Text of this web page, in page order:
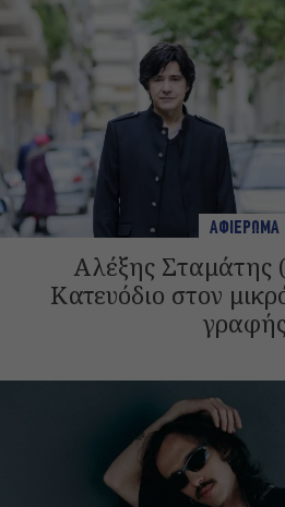
ΑΦΙΕΡΩΜΑ
Αλέξης Σταμάτης
Κατευόδιο στον